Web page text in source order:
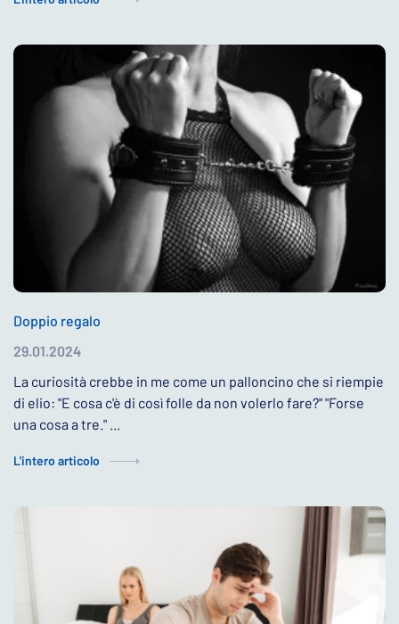
Doppio regalo
29.01.2024
La curiosità crebbe in me come un palloncino che si riempie
di elio: "E cosa c'è di così folle da non volerlo fare?" "Forse
una cosa a tre." ...
L'intero articolo